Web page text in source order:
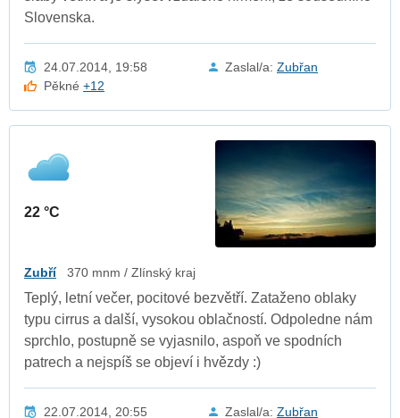
Slovenska.
24.07.2014, 19:58 Zaslal/a: Zubřan
Pěkné+12
22 °C
Zubří 370 mnm / Zlínský kraj
Teplý, letní večer, pocitové bezvětří. Zataženo oblaky
typu cirrus a další, vysokou oblačností. Odpoledne nám
sprchlo, postupně se vyjasnilo, aspoň ve spodních
patrech a nejspíš se objeví i hvězdy :)
22.07.2014, 20:55 Zaslal/a: Zubřan